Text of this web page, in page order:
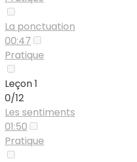
La ponctuation
00:47
Pratique
Leçon 1
0/12
Les sentiments
01:50
Pratique